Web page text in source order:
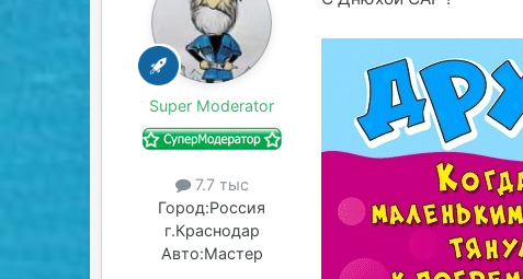
Super Moderator
7.7 тыс
Город:Россия
г.Краснодар
Авто:Мастер